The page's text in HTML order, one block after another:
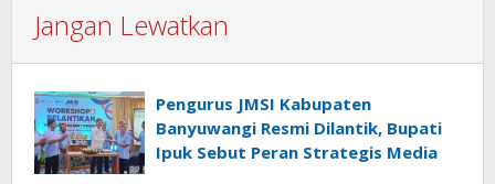
Jangan Lewatkan
Pengurus JMSI Kabupaten
Banyuwangi Resmi Dilantik, Bupati
Ipuk Sebut Peran Strategis Media